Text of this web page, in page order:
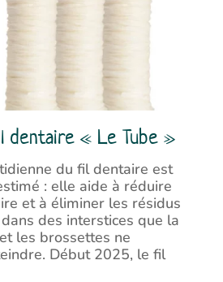
dentaire « Le Tube »
du fil dentaire est
: elle aide à réduire
et à éliminer les résidus
des interstices que la
les brossettes ne
Début 2025, le fil